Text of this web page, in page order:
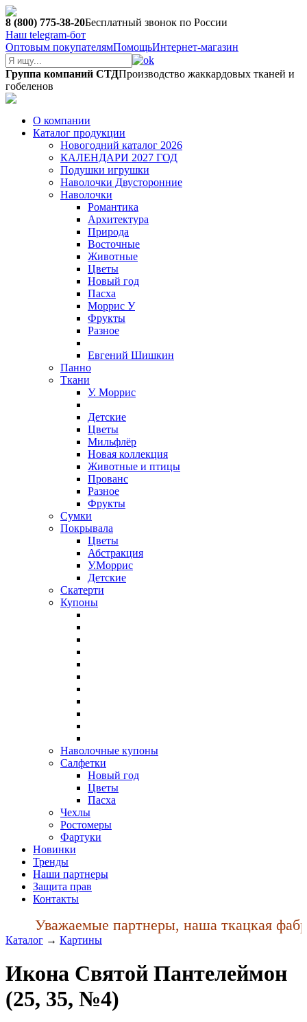
8 (800) 775-38-20Бесплатный звонок по России
Наш telegram-бот
Оптовым покупателямПомощьИнтернет-магазин
Группа компаний СТДПроизводство жаккардовых тканей и
гобеленов
О компании
Каталог продукции
Новогодний каталог 2026
КАЛЕНДАРИ 2027 ГОД
Подушки игрушки
Наволочки Двусторонние
Наволочки
Романтика
Архитектура
Природа
Восточные
Животные
Цветы
Новый год
Пасха
Моррис У
Фрукты
Разное
Евгений Шишкин
Панно
Ткани
У. Моррис
Детские
Цветы
Мильфлёр
Новая коллекция
Животные и птицы
Прованс
Разное
Фрукты
Сумки
Покрывала
Цветы
Абстракция
У.Моррис
Детские
Скатерти
Купоны
Наволочные купоны
Салфетки
Новый год
Цветы
Пасха
Чехлы
Ростомеры
Фартуки
Новинки
Тренды
Наши партнеры
Защита прав
Контакты
Уважаемые партнеры, наша ткацкая
Каталог → Картины
Икона Святой Пантелеймон
(25, 35, №4)